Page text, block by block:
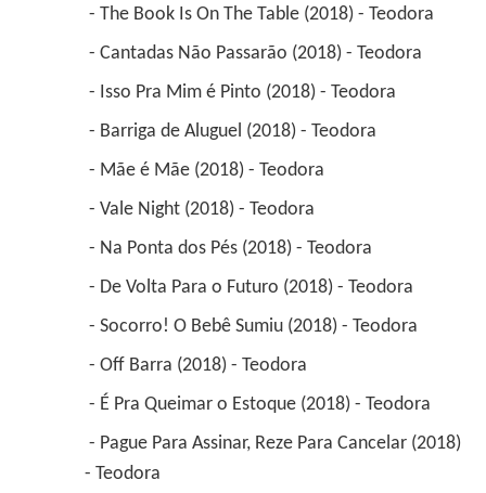
- The Book Is On The Table (2018) - Teodora
- Cantadas Não Passarão (2018) - Teodora
- Isso Pra Mim é Pinto (2018) - Teodora
- Barriga de Aluguel (2018) - Teodora
- Mãe é Mãe (2018) - Teodora
- Vale Night (2018) - Teodora
- Na Ponta dos Pés (2018) - Teodora
- De Volta Para o Futuro (2018) - Teodora
- Socorro! O Bebê Sumiu (2018) - Teodora
- Off Barra (2018) - Teodora
- É Pra Queimar o Estoque (2018) - Teodora
- Teodora